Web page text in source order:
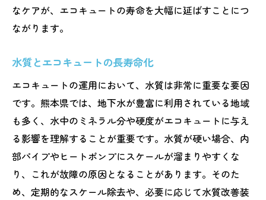
なケアが、エコキュートの寿命を大幅に延ばすことにつ
ながります。
水質とエコキュートの長寿命化
エコキュートの運用において、水質は非常に重要な要因
です。熊本県では、地下水が豊富に利用されている地域
も多く、水中のミネラル分や硬度がエコキュートに与え
る影響を理解することが重要です。水質が硬い場合、内
部パイプやヒートポンプにスケールが溜まりやすくな
り、これが故障の原因となることがあります。そのた
め、定期的なスケール除去や、必要に応じて水質改善装